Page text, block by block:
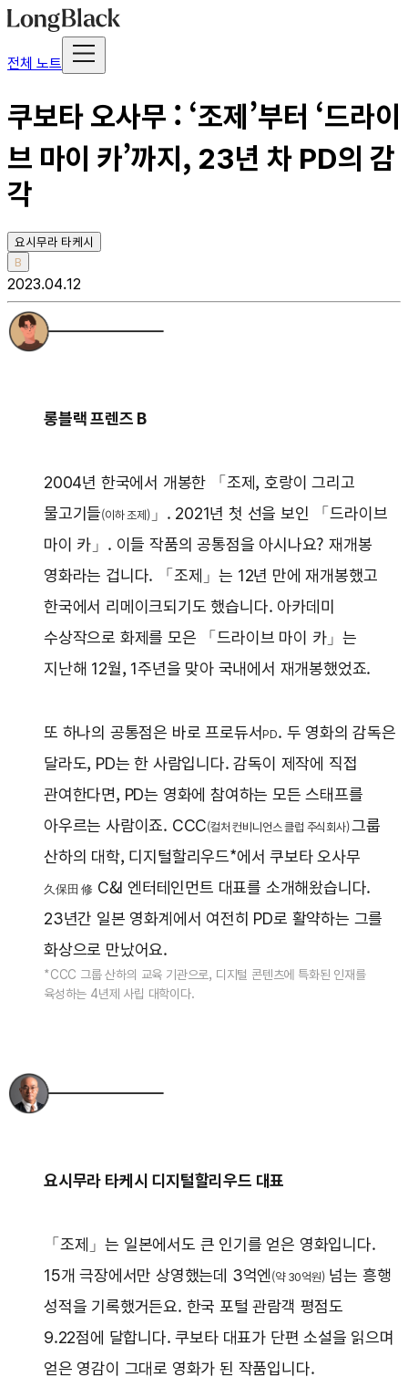
전체 노트
쿠보타 오사무 : ‘조제’부터 ‘드라이
브 마이 카’까지, 23년 차 PD의 감
각
요시무라 타케시
B
2023.04.12
롱블랙 프렌즈 B
2004년 한국에서 개봉한 「조제, 호랑이 그리고
물고기들(이하 조제)」. 2021년 첫 선을 보인 「드라이브
마이 카」. 이들 작품의 공통점을 아시나요? 재개봉
영화라는 겁니다. 「조제」는 12년 만에 재개봉했고
한국에서 리메이크되기도 했습니다. 아카데미
수상작으로 화제를 모은 「드라이브 마이 카」는
지난해 12월, 1주년을 맞아 국내에서 재개봉했었죠.
또 하나의 공통점은 바로 프로듀서PD. 두 영화의 감독은
달라도, PD는 한 사람입니다. 감독이 제작에 직접
관여한다면, PD는 영화에 참여하는 모든 스태프를
아우르는 사람이죠. CCC(컬처 컨비니언스 클럽 주식회사)그룹
산하의 대학, 디지털할리우드*에서 쿠보타 오사무
久保田 修 C&I 엔터테인먼트 대표를 소개해왔습니다.
23년간 일본 영화계에서 여전히 PD로 활약하는 그를
화상으로 만났어요.
*CCC 그룹 산하의 교육 기관으로, 디지털 콘텐츠에 특화된 인재를
육성하는 4년제 사립 대학이다.
요시무라 타케시 디지털할리우드 대표
「조제」는 일본에서도 큰 인기를 얻은 영화입니다.
15개 극장에서만 상영했는데 3억엔 (약 30억원)넘는 흥행
성적을 기록했거든요. 한국 포털 관람객 평점도
9.22점에 달합니다. 쿠보타 대표가 단편 소설을 읽으며
얻은 영감이 그대로 영화가 된 작품입니다.